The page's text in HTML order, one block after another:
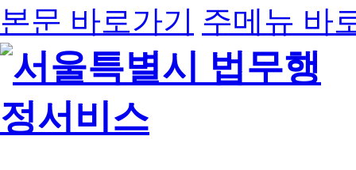
본문 바로가기 주메뉴 바